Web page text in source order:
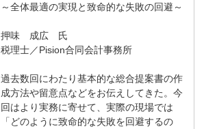
～全体最適の実現と致命的な失敗の回避～
押味 成広 氏
税理士／Pision合同会計事務所
過去数回にわたり基本的な総合提案書の作
成方法や留意点などをお伝えしてきた。今
回はより実務に寄せて、実際の現場では
「どのように致命的な失敗を回避するの